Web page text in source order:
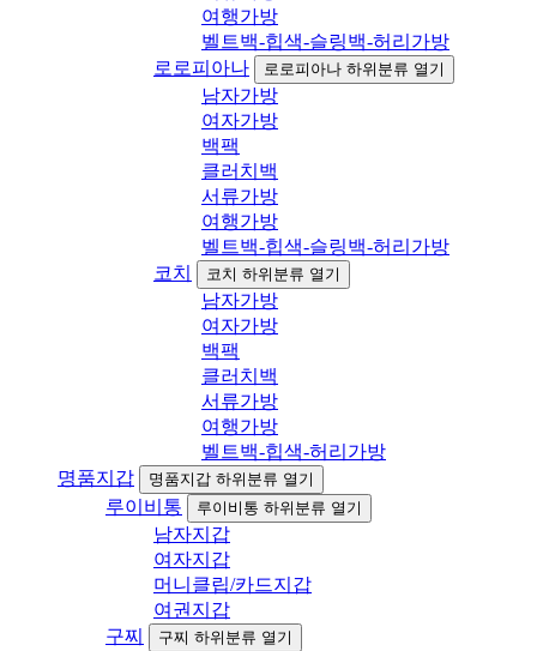
여행가방
벨트백-힙색-슬링백-허리가방
로로피아나
로로피아나 하위분류 열기
남자가방
여자가방
백팩
클러치백
서류가방
여행가방
벨트백-힙색-슬링백-허리가방
코치
코치 하위분류 열기
남자가방
여자가방
백팩
클러치백
서류가방
여행가방
벨트백-힙색-허리가방
명품지갑
명품지갑 하위분류 열기
루이비통 루이비통 하위분류 열기
남자지갑
여자지갑
머니클립/카드지갑
여권지갑
구찌
구찌 하위분류 열기